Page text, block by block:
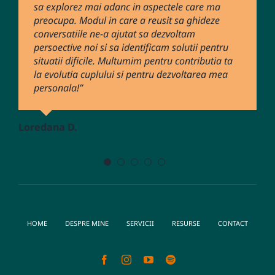
sa explorez mai adanc in aspectele care ma
preocupa. Modul in care a reusit sa ghideze
conversatiile ne-a ajutat sa dezvoltam
persoective noi si sa identificam solutii pentru
situatii dificile. Multumim pentru contributia ta
la evolutia cuplului si pentru dezvoltarea mea
personala!’’
Loredana D.
Mădălina
Catalina. O recomand cu mare incredere in
principal pentru ca : – este un psiholog
exceptional, -are o deosebita sensibilitate si
grija in abordarea problemelor – creeaza un
mediu de siguranta si lipsa de judecata ce
permite deschiderea catre rezolvarea
problemelor. Multumesc Catalina !’’
Alexandra C.
Mihaela S
HOME DESPRE MINE SERVICII RESURSE CONTACT